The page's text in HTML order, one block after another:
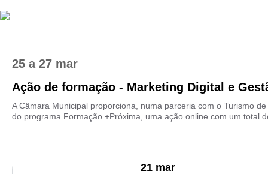
25 a27 mar
Ação de formação - Marketing Digital e
A Câmara Municipal proporciona, numa parceria com o Turismo
do programa Formação +Próxima, uma ação online com um total
21 mar